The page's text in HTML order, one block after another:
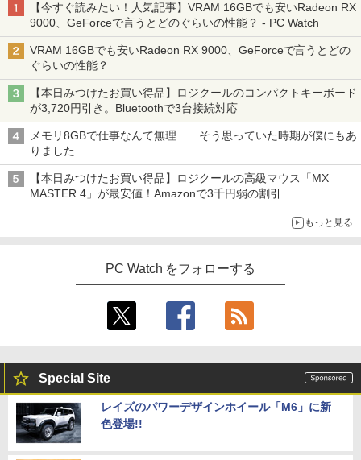
【今すぐ読みたい！人気記事】VRAM 16GBでも安いRadeon RX
9000、GeForceで言うとどのぐらいの性能？ - PC Watch
VRAM 16GBでも安いRadeon RX 9000、GeForceで言うとどの
ぐらいの性能？
【本日みつけたお買い得品】ロジクールのコンパクトキーボード
が3,720円引き。Bluetoothで3台接続対応
メモリ8GBで仕事なんて無理……そう思っていた時期が僕にもあ
りました
【本日みつけたお買い得品】ロジクールの高級マウス「MX
MASTER 4」が最安値！Amazonで3千円弱の割引
もっと見る
PC Watch をフォローする
Special Site
レイズのパワーデザインホイール「M6」に新
色登場!!